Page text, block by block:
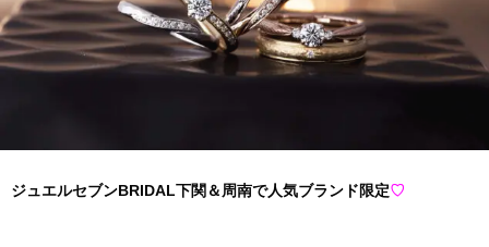
ジュエルセブンBRIDAL下関＆周南で人気ブランド限定♡